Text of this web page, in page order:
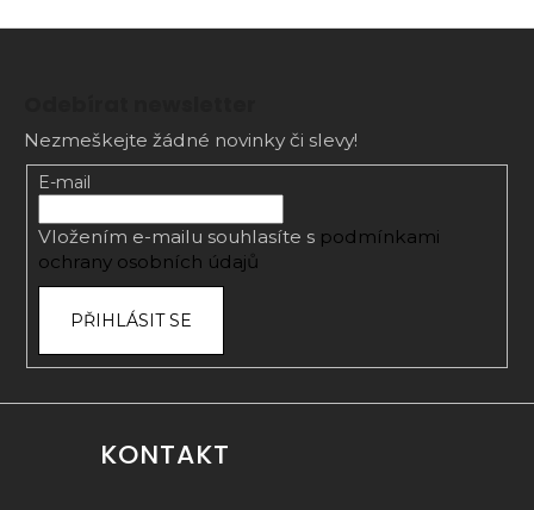
Nezmeškejte žádné novinky či slevy!
E-mail
Vložením e-mailu souhlasíte s podmínkami
ochrany osobních údajů
PŘIHLÁSIT SE
KONTAKT